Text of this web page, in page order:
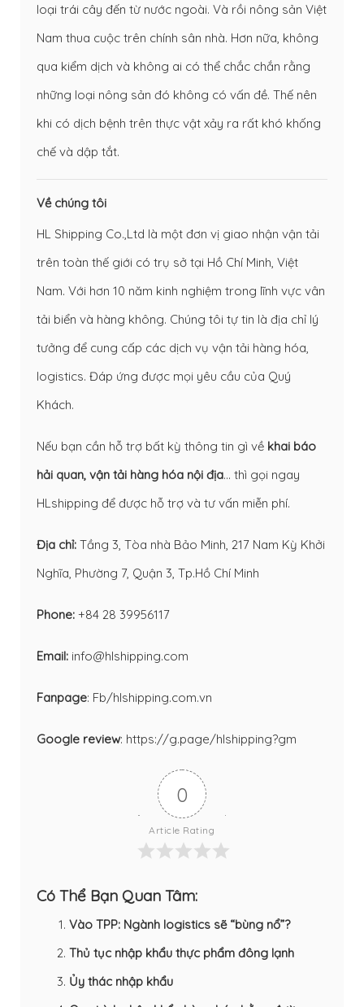
loại trái cây đến từ nước ngoài. Và rồi nông sản Việt
Nam thua cuộc trên chính sân nhà. Hơn nữa, không
qua kiểm dịch và không ai có thể chắc chắn rằng
những loại nông sản đó không có vấn đề. Thế nên
khi có dịch bệnh trên thực vật xảy ra rất khó khống
chế và dập tắt.
Về chúng tôi
HL Shipping Co.,Ltd là một đơn vị giao nhận vận tải
trên toàn thế giới có trụ sở tại Hồ Chí Minh, Việt
Nam. Với hơn 10 năm kinh nghiệm trong lĩnh vực vân
tải biển và hàng không. Chúng tôi tự tin là địa chỉ lý
tưởng để cung cấp các dịch vụ vận tải hàng hóa,
logistics. Đáp ứng được mọi yêu cầu của Quý
Khách.
Nếu bạn cần hỗ trợ bất kỳ thông tin gì về khai báo
hải quan, vận tải hàng hóa nội địa… thì gọi ngay
HLshipping để được hỗ trợ và tư vấn miễn phí.
Địa chỉ: Tầng 3, Tòa nhà Bảo Minh, 217 Nam Kỳ Khởi
Nghĩa, Phường 7, Quận 3, Tp.Hồ Chí Minh
Phone: +84 28 39956117
Email: info@hlshipping.com
Fanpage: Fb/hlshipping.com.vn
Google review: https://g.page/hlshipping?gm
0
Article Rating
Có Thể Bạn Quan Tâm:
Vào TPP: Ngành logistics sẽ “bùng nổ”?
Thủ tục nhập khẩu thực phẩm đông lạnh
Ủy thác nhập khẩu